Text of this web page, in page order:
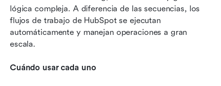
lógica compleja. A diferencia de las secuencias, los
flujos de trabajo de HubSpot se ejecutan
automáticamente y manejan operaciones a gran
escala.
Cuándo usar cada uno